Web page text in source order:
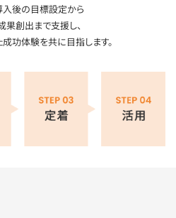
入後の目標設定から
果創出まで支援し、
功体験を共に目指します。